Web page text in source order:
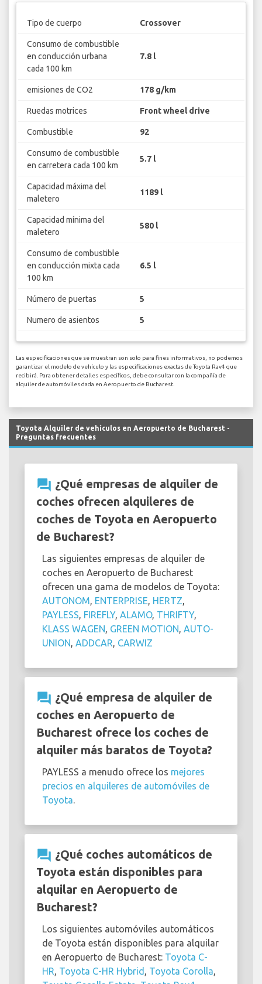
Tipo de cuerpo Crossover
Consumo de combustible
en conducción urbana
cada 100 km
7.8 l
emisiones de CO2 178 g/km
Ruedas motrices Front wheel drive
Combustible 92
Consumo de combustible
en carretera cada 100 km
5.7 l
Capacidad máxima del
maletero
1189 l
Capacidad mínima del
maletero
580 l
Consumo de combustible
en conducción mixta cada
100 km
6.5 l
Número de puertas 5
Numero de asientos 5
Las especificaciones que se muestran son solo para fines informativos, no podemos
garantizar el modelo de vehículo y las especificaciones exactas de Toyota Rav4 que
recibirá. Para obtener detalles específicos, debe consultar con la compañía de
alquiler de automóviles dada en Aeropuerto de Bucharest.
Toyota Alquiler de vehículos en Aeropuerto de Bucharest -
Preguntas frecuentes
question_answer ¿Qué empresas de alquiler de
coches ofrecen alquileres de
coches de Toyota en Aeropuerto
de Bucharest?
Las siguientes empresas de alquiler de
coches en Aeropuerto de Bucharest
ofrecen una gama de modelos de Toyota:
AUTONOM, ENTERPRISE, HERTZ,
PAYLESS, FIREFLY, ALAMO, THRIFTY,
KLASS WAGEN, GREEN MOTION, AUTO-
UNION, ADDCAR, CARWIZ
question_answer ¿Qué empresa de alquiler de
coches en Aeropuerto de
Bucharest ofrece los coches de
alquiler más baratos de Toyota?
PAYLESS a menudo ofrece los mejores
precios en alquileres de automóviles de
Toyota.
question_answer ¿Qué coches automáticos de
Toyota están disponibles para
alquilar en Aeropuerto de
Bucharest?
Los siguientes automóviles automáticos
de Toyota están disponibles para alquilar
en Aeropuerto de Bucharest: Toyota C-
HR, Toyota C-HR Hybrid , Toyota Corolla,